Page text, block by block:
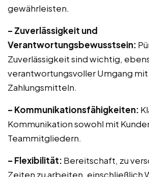
gewährleisten.
– Zuverlässigkeit und
Verantwortungsbewusstsein:
Zuverlässigkeit sind wichtig,
verantwortungsvoller Umgang mit
Zahlungsmitteln.
– Kommunikationsfähigkeiten:
Kommunikation sowohl mit
Teammitgliedern.
– Flexibilität: Bereitschaft, zu
Zeiten zu arbeiten, einschließlich